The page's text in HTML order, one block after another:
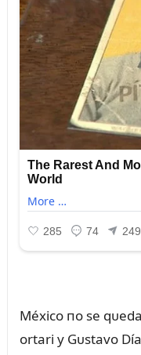
México пo se
ortari y Gᴜstavo